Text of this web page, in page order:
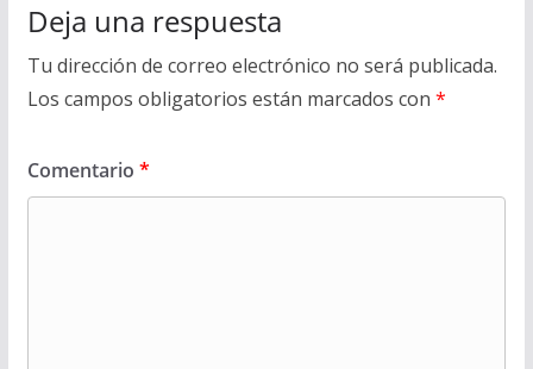
Deja una respuesta
Tu dirección de correo electrónico no será publicada.
Los campos obligatorios están marcados con *
Comentario *